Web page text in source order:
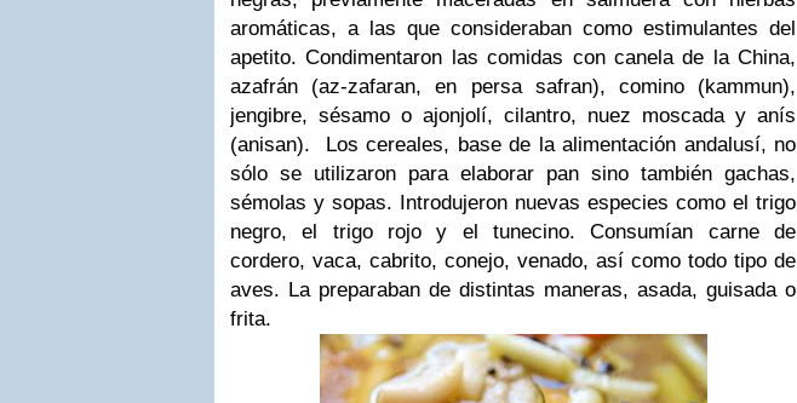
aromáticas, a las que consideraban como estimulantes del
apetito. Condimentaron las comidas con canela de la China,
azafrán (az-zafaran, en persa safran), comino (kammun),
jengibre, sésamo o ajonjolí, cilantro, nuez moscada y anís
(anisan).
Los cereales, base de la alimentación andalusí, no
sólo se utilizaron para elaborar pan sino también gachas,
sémolas y sopas. Introdujeron nuevas especies como el trigo
negro, el trigo rojo y el tunecino.
Consumían carne de
cordero, vaca, cabrito, conejo, venado, así como todo tipo de
aves. La preparaban de distintas maneras, asada, guisada o
frita.